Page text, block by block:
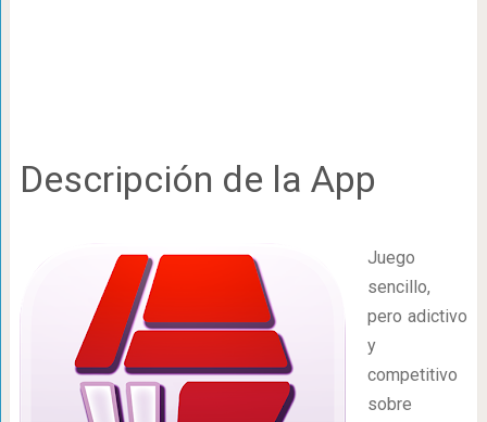
Descripción de la App
Juego
sencillo,
pero adictivo
y
competitivo
sobre